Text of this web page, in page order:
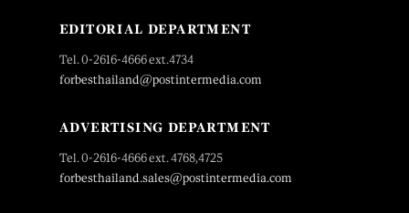
EDITORIAL DEPARTMENT
Tel. 0-2616-4666 ext.4734
forbesthailand@postintermedia.com
ADVERTISING DEPARTMENT
Tel. 0-2616-4666 ext. 4768,4725
forbesthailand.sales@postintermedia.com